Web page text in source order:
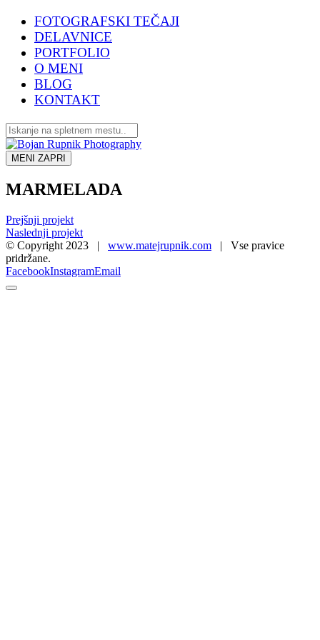
FOTOGRAFSKI TEČAJI
DELAVNICE
PORTFOLIO
O MENI
BLOG
KONTAKT
MENI ZAPRI
MARMELADA
Prejšnji projekt
Naslednji projekt
© Copyright 2023 | www.matejrupnik.com | Vse pravice
pridržane.
FacebookInstagramEmail